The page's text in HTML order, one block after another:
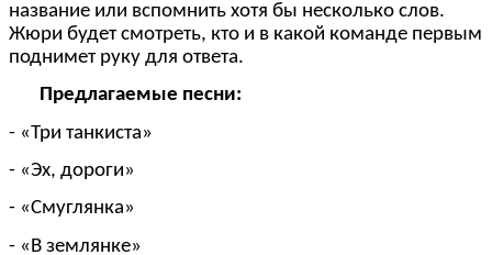
название или вспомнить хотя бы несколько слов.
Жюри будет смотреть, кто и в какой команде первым
поднимет руку для ответа.
Предлагаемые песни:
- «Три танкиста»
- «Эх, дороги»
- «Смуглянка»
- «В землянке»